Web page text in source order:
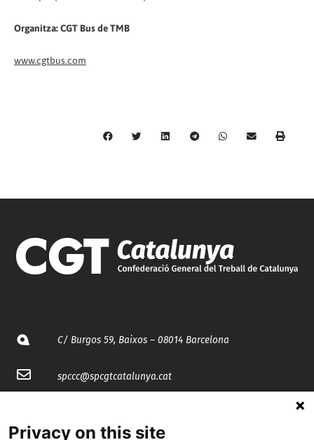
Organitza: CGT Bus de TMB
www.cgtbus.com
C/ Burgos 59, Baixos – 08014 Barcelona
spccc@spcgtcatalunya.cat
Privacy on this site